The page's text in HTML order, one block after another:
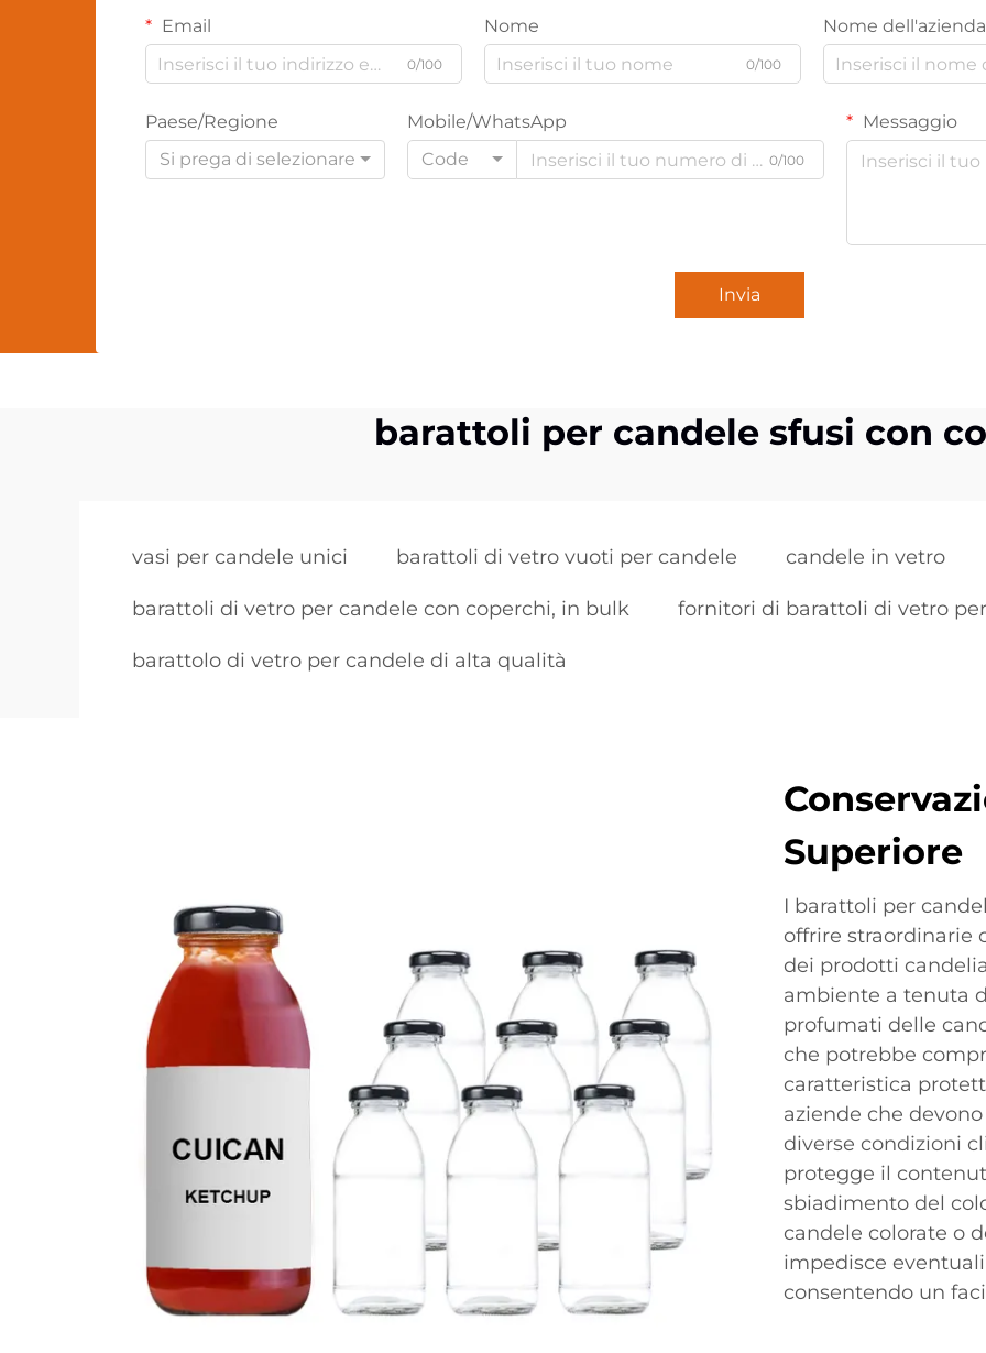
Email
0/100
Nome
0/100
Nome dell'azienda
Paese/Regione
Si prega di selezionare
Mobile/WhatsApp
Code
0/100
Messaggio
Invia
barattoli per candele sfusi con
vasi per candele unici barattoli di vetro vuoti per candele candele in vetro
barattoli di vetro per candele con coperchi, in bulk fornitori di barattoli di vetro
barattolo di vetro per candele di alta qualità
Superiore
I barattoli per
offrire straordinarie
dei prodotti
ambiente a tenuta
profumati delle
che potrebbe
caratteristica
aziende che
diverse condizioni
protegge il
sbiadimento del
candele colorate o
impedisce
consentendo un